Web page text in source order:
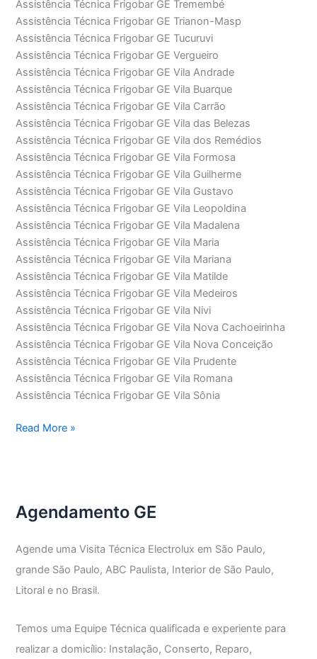
Assistência Técnica Frigobar GE Tremembé
Assistência Técnica Frigobar GE Trianon-Masp
Assistência Técnica Frigobar GE Tucuruvi
Assistência Técnica Frigobar GE Vergueiro
Assistência Técnica Frigobar GE Vila Andrade
Assistência Técnica Frigobar GE Vila Buarque
Assistência Técnica Frigobar GE Vila Carrão
Assistência Técnica Frigobar GE Vila das Belezas
Assistência Técnica Frigobar GE Vila dos Remédios
Assistência Técnica Frigobar GE Vila Formosa
Assistência Técnica Frigobar GE Vila Guilherme
Assistência Técnica Frigobar GE Vila Gustavo
Assistência Técnica Frigobar GE Vila Leopoldina
Assistência Técnica Frigobar GE Vila Madalena
Assistência Técnica Frigobar GE Vila Maria
Assistência Técnica Frigobar GE Vila Mariana
Assistência Técnica Frigobar GE Vila Matilde
Assistência Técnica Frigobar GE Vila Medeiros
Assistência Técnica Frigobar GE Vila Nivi
Assistência Técnica Frigobar GE Vila Nova Cachoeirinha
Assistência Técnica Frigobar GE Vila Nova Conceição
Assistência Técnica Frigobar GE Vila Prudente
Assistência Técnica Frigobar GE Vila Romana
Assistência Técnica Frigobar GE Vila Sônia
Assistência
Read More »
Agendamento GE
Agende uma Visita Técnica Electrolux em São Paulo,
grande São Paulo, ABC Paulista, Interior de São Paulo,
Litoral e no Brasil.
Temos uma Equipe Técnica qualificada e experiente para
realizar a domicílio: Instalação, Conserto, Reparo,